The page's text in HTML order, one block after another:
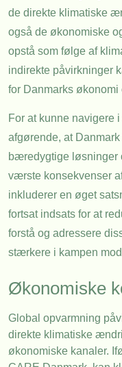
de direkte klimatiske
også de økonomiske
opstå som følge af
indirekte påvirkninger
for Danmarks økonomi
For at kunne navigere
afgørende, at
bæredygtige løsninger
værste konsekvenser
inkluderer en øget
fortsat indsats for at
forstå og adressere
stærkere i kampen
Økonomiske
Global opvarmning
direkte klimatiske
økonomiske kanaler.